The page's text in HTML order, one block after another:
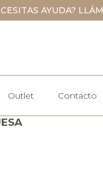
AYUDA?
Outlet Contacto